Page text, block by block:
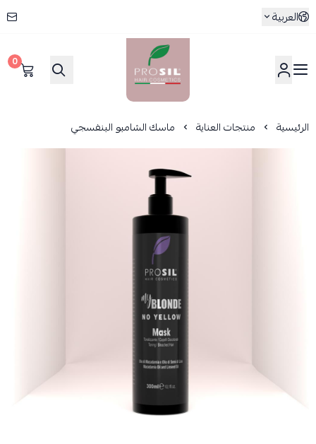
العربية
بروسيل
0
الرئيسية منتجات العناية ماسك الشامبو البنفسجي